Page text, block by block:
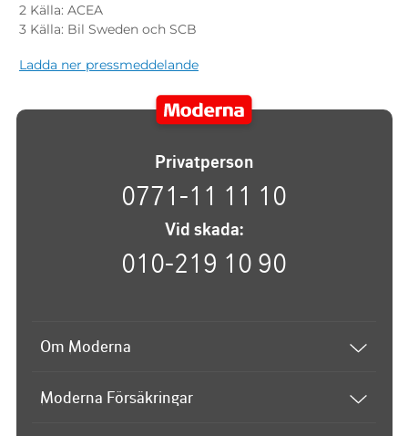
2 Källa: ACEA
3 Källa: Bil Sweden och SCB
Ladda ner pressmeddelande
Privatperson
0771-11 11 10
Vid skada:
010-219 10 90
Om Moderna
Moderna Försäkringar